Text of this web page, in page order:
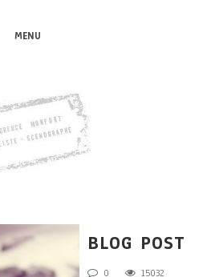
MENU
BLOG POST
0
15032